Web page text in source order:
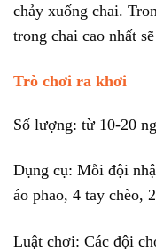
chảy xuống chai.
trong chai cao nhất
Trò chơi ra khơi
Số lượng: từ 10-20
Dụng cụ: Mỗi đội
áo phao, 4 tay chèo,
Luật chơi: Các đội